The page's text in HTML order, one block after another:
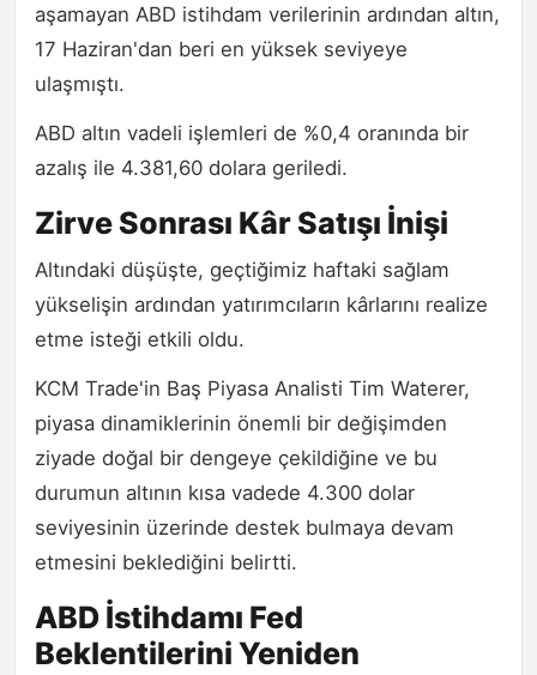
aşamayan ABD istihdam verilerinin ardından altın,
17 Haziran'dan beri en yüksek seviyeye
ulaşmıştı.
ABD altın vadeli işlemleri de %0,4 oranında bir
azalış ile 4.381,60 dolara geriledi.
Zirve Sonrası Kâr Satışı İnişi
Altındaki düşüşte, geçtiğimiz haftaki sağlam
yükselişin ardından yatırımcıların kârlarını realize
etme isteği etkili oldu.
KCM Trade'in Baş Piyasa Analisti Tim Waterer,
piyasa dinamiklerinin önemli bir değişimden
ziyade doğal bir dengeye çekildiğine ve bu
durumun altının kısa vadede 4.300 dolar
seviyesinin üzerinde destek bulmaya devam
etmesini beklediğini belirtti.
ABD İstihdamı Fed
Beklentilerini Yeniden